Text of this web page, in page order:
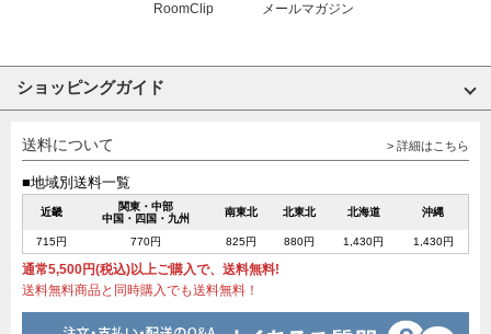
RoomClip メールマガジン
ショッピングガイド
送料について > 詳細はこちら
■地域別送料一覧
近畿
関東・中部
中国・四国・九州
南東北 北東北 北海道 沖縄
715円 770円 825円 880円 1,430円 1,430円
通常5,500円(税込)以上ご購入で、送料無料!
送料無料商品と同時購入でも送料無料！